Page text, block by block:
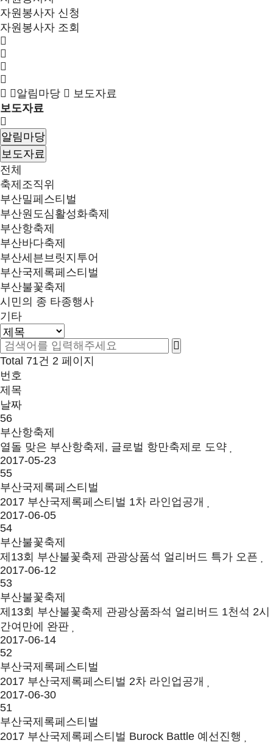
자원봉사자 신청
자원봉사자 조회
알림마당
보도자료
보도자료
알림마당
보도자료
전체
축제조직위
부산밀페스티벌
부산원도심활성화축제
부산항축제
부산바다축제
부산세븐브릿지투어
부산국제록페스티벌
부산불꽃축제
시민의 종 타종행사
기타
Total 71건 2 페이지
번호
제목
날짜
56
부산항축제
열돌 맞은 부산항축제, 글로벌 항만축제로 도약
2017-05-23
55
부산국제록페스티벌
2017 부산국제록페스티벌 1차 라인업공개
2017-06-05
54
부산불꽃축제
제13회 부산불꽃축제 관광상품석 얼리버드 특가 오픈
2017-06-12
53
부산불꽃축제
제13회 부산불꽃축제 관광상품좌석 얼리버드 1천석 2시
간여만에 완판
2017-06-14
52
부산국제록페스티벌
2017 부산국제록페스티벌 2차 라인업공개
2017-06-30
51
부산국제록페스티벌
2017 부산국제록페스티벌 Burock Battle 예선진행